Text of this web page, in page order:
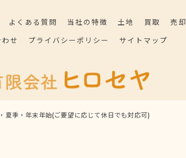
季・年末年始(ご要望に応じて休日でも対応可)
よくある質問 当社の特徴 土地 買取 売却
せ
プライバシーポリシー サイトマップ
大宮の不動産なら有限会社ヒロセヤ ALL RIGHTS RESERVED.